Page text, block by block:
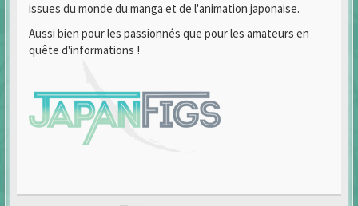
issues du monde du manga et de l'animation japonaise.
Aussi bien pour les passionnés que pour les amateurs en
quête d'informations !